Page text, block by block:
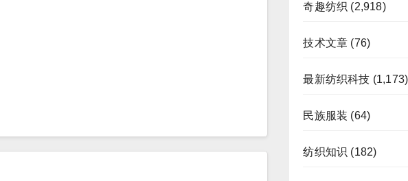
奇趣纺织 (2,918)
技术文章 (76)
最新纺织科技 (1,173)
民族服装 (64)
纺织知识 (182)